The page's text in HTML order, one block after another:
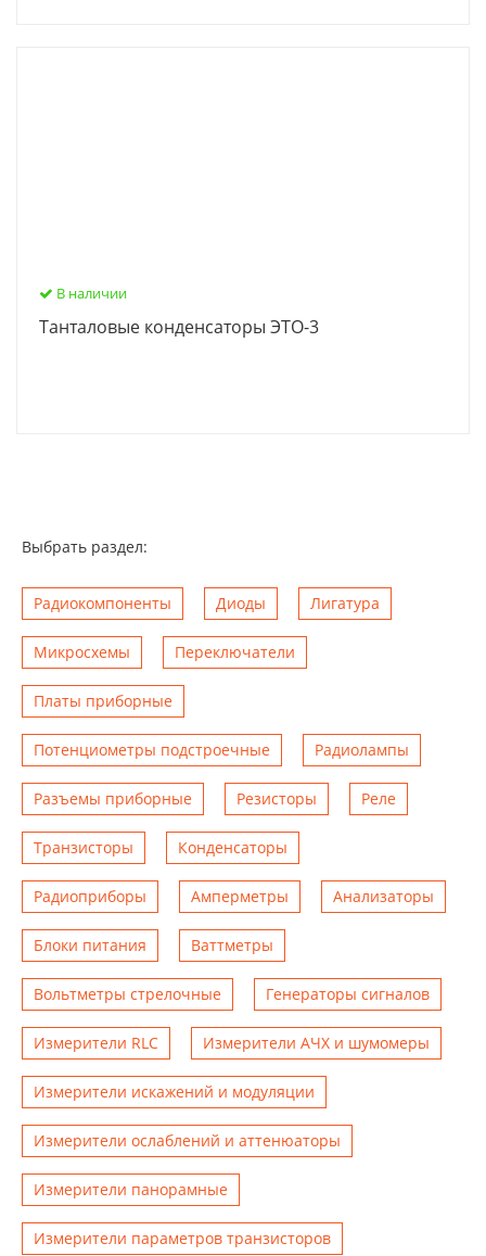
В наличии
Танталовые конденсаторы ЭТО-3
Выбрать раздел:
Радиокомпоненты Диоды Лигатура
Микросхемы Переключатели
Платы приборные
Потенциометры подстроечные Радиолампы
Разъемы приборные Резисторы Реле
Транзисторы Конденсаторы
Радиоприборы Амперметры Анализаторы
Блоки питания Ваттметры
Вольтметры стрелочные Генераторы сигналов
Измерители RLC Измерители АЧХ и шумомеры
Измерители искажений и модуляции
Измерители ослаблений и аттенюаторы
Измерители панорамные
Измерители параметров транзисторов